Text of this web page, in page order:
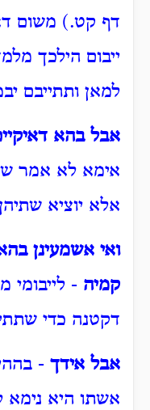
דף קט.) משום
ייבום הילכך
למאן ותתייבם
אבל בהא
אימא לא אמר
אלא יוציא
ואי אשמעינן
קמיה - לייבומי
דקטנה כדי
אבל אידך -
אשתו היא נימא